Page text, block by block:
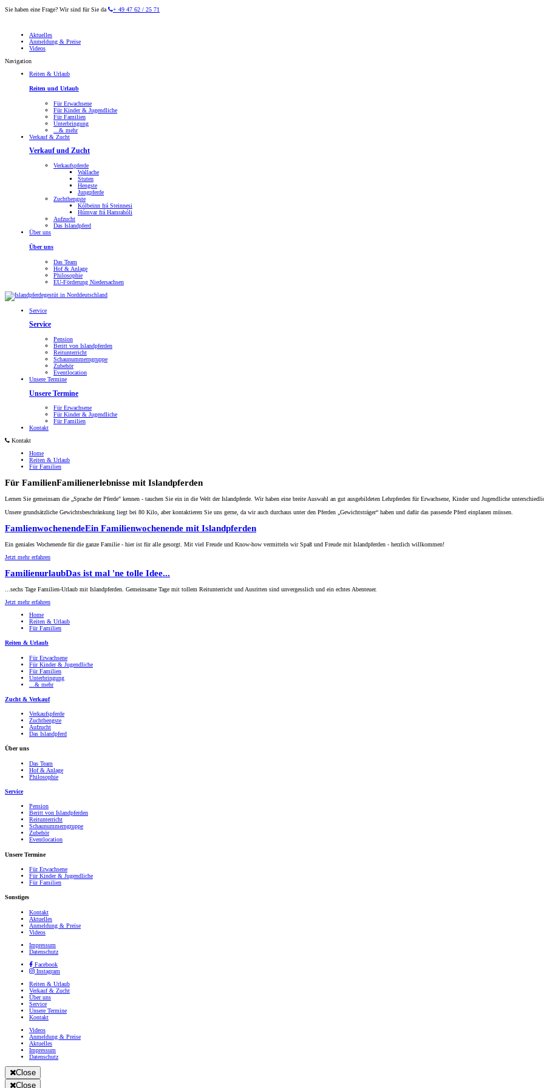
Sie haben eine Frage? Wir sind für Sie da + 49 47 62 / 25 71
Aktuelles
Anmeldung & Preise
Videos
Navigation
Reiten & Urlaub
Reiten und Urlaub
Für Erwachsene
Für Kinder & Jugendliche
Für Familien
Unterbringung
...& mehr
Verkauf & Zucht
Verkauf und Zucht
Verkaufspferde
Wallache
Stuten
Hengste
Jungpferde
Zuchthengste
Kólbeinn frá Steinnesi
Húmvar frá Hamrahóli
Aufzucht
Das Islandpferd
Über uns
Über uns
Das Team
Hof & Anlage
Philosophie
EU-Förderung Niedersachsen
Service
Service
Pension
Beritt von Islandpferden
Reitunterricht
Schaunummerngruppe
Zubehör
Eventlocation
Unsere Termine
Unsere Termine
Für Erwachsene
Für Kinder & Jugendliche
Für Familien
Kontakt
Kontakt
Home
Reiten & Urlaub
Für Familien
Für FamilienFamilienerlebnisse mit Islandpferden
Lernen Sie gemeinsam die „Sprache der Pferde" kennen - tauchen Sie ein in die Welt der Islandpferde. Wir haben eine breite Auswahl an gut ausgebildeten Lehrpferden für Erwachsene, Kinder und Jugendliche
Unsere grundsätzliche Gewichtsbeschränkung liegt bei 80 Kilo, aber kontaktieren Sie uns gerne, da wir auch durchaus unter den Pferden „Gewichtsträger“ haben und dafür das passende Pferd einplanen müssen.
FamlienwochenendeEin Familienwochenende mit Islandpferden
Ein geniales Wochenende für die ganze Familie - hier ist für alle gesorgt. Mit viel Freude und Know-how vermitteln wir Spaß und Freude mit Islandpferden - herzlich willkommen!
Jetzt mehr erfahren
FamilienurlaubDas ist mal 'ne tolle Idee...
...sechs Tage Familien-Urlaub mit Islandpferden. Gemeinsame Tage mit tollem Reitunterricht und Ausritten sind unvergesslich und ein echtes Abenteuer.
Jetzt mehr erfahren
Home
Reiten & Urlaub
Für Familien
Reiten & Urlaub
Für Erwachsene
Für Kinder & Jugendliche
Für Familien
Unterbringung
...& mehr
Zucht & Verkauf
Verkaufspferde
Zuchthengste
Aufzucht
Das Islandpferd
Über uns
Das Team
Hof & Anlage
Philosophie
Service
Pension
Beritt von Islandpferden
Reitunterricht
Schaunummerngruppe
Zubehör
Eventlocation
Unsere Termine
Für Erwachsene
Für Kinder & Jugendliche
Für Familien
Sonstiges
Kontakt
Aktuelles
Anmeldung & Preise
Videos
Impressum
Datenschutz
Facebook
Instagram
Reiten & Urlaub
Verkauf & Zucht
Über uns
Service
Unsere Termine
Kontakt
Videos
Anmeldung & Preise
Aktuelles
Impressum
Datenschutz
Close
Close